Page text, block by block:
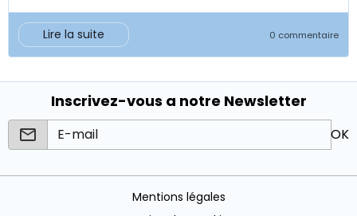
Lire la suite 0 commentaire
Inscrivez-vous a notre Newsletter
OK
Mentions légales